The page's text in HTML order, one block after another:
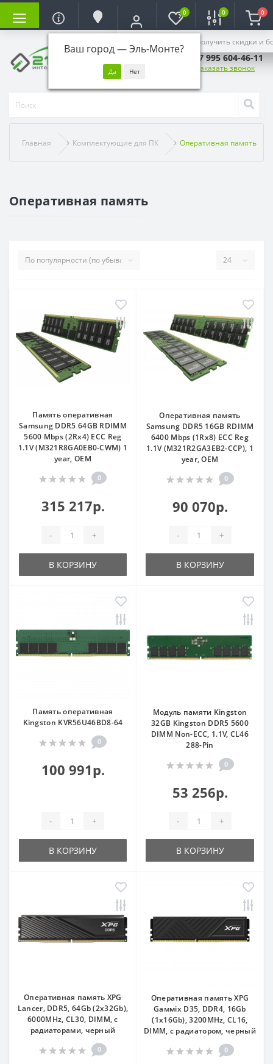
Ваш город —Эль-Монте?
Войдите, чтобы получить скидки и
0 0 0
+7 995 604-46-11
Заказать звонок
Главная Комплектующие для ПК Оперативная память
Оперативная память
Память оперативная
Samsung DDR5 64GB RDIMM
5600 Mbps (2Rx4) ECC Reg
1.1V (M321R8GA0EB0-CWM) 1
year, OEM
0
315 217р.
- +
В КОРЗИНУ
Оперативная память
Samsung DDR5 16GB RDIMM
6400 Mbps (1Rx8) ECC Reg
1.1V (M321R2GA3EB2-CCP), 1
year, OEM
0
90 070р.
- +
В КОРЗИНУ
Память оперативная
Kingston KVR56U46BD8-64
0
100 991р.
- +
В КОРЗИНУ
Модуль памяти Kingston
32GB Kingston DDR5 5600
DIMM Non-ECC, 1.1V, CL46
288-Pin
0
53 256р.
- +
В КОРЗИНУ
Оперативная память XPG
Lancer, DDR5, 64Gb (2x32Gb),
6000MHz, CL30, DIMM, с
радиаторами, черный
0
Оперативная память XPG
Gaммix D35, DDR4, 16Gb
(1x16Gb), 3200MHz, CL16,
DIMM, с радиатором, черный
0